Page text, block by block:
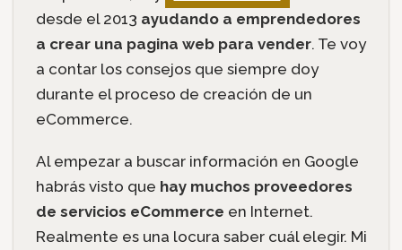
desde el 2013 ayudando a emprendedores
a crear una pagina web para vender. Te voy
a contar los consejos que siempre doy
durante el proceso de creación de un
eCommerce.
Al empezar a buscar información en Google
habrás visto que hay muchos proveedores
de servicios eCommerce en Internet.
Realmente es una locura saber cuál elegir. Mi